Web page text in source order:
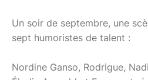
Un soir de septembre, une
sept humoristes de talent :
Nordine Ganso, Rodrigue,